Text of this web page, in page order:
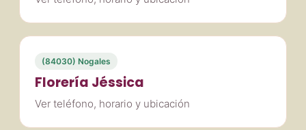
(84030) Nogales
Florería Jéssica
Ver teléfono, horario y ubicación